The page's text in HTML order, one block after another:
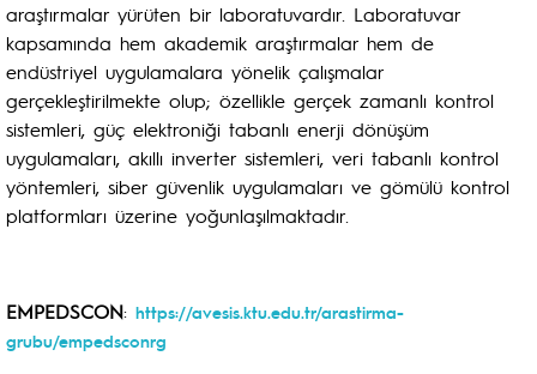
araştırmalar yürüten bir laboratuvardır. Laboratuvar
kapsamında hem akademik araştırmalar hem de
endüstriyel uygulamalara yönelik çalışmalar
gerçekleştirilmekte olup; özellikle gerçek zamanlı kontrol
sistemleri, güç elektroniği tabanlı enerji dönüşüm
uygulamaları, akıllı inverter sistemleri, veri tabanlı kontrol
yöntemleri, siber güvenlik uygulamaları ve gömülü kontrol
platformları üzerine yoğunlaşılmaktadır.
EMPEDSCON: https://avesis.ktu.edu.tr/arastirma-
grubu/empedsconrg